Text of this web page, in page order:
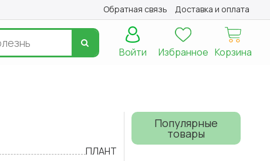
Обратная связь Доставка и оплата
Корзина
Избранное
Войти
ПЛАНТ
Популярные
товары